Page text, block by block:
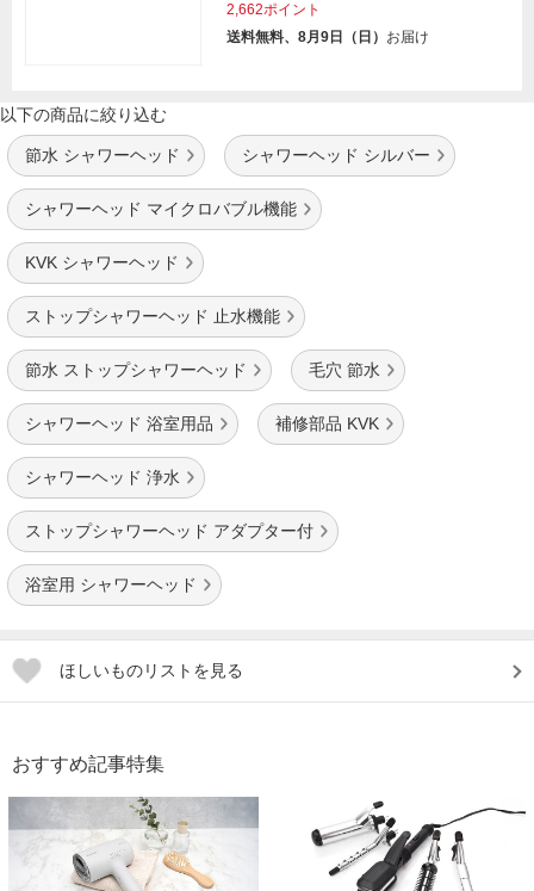
2,662ポイント
送料無料、8月9日（日） お届け
以下の商品に絞り込む
節水 シャワーヘッド シャワーヘッド シルバー
シャワーヘッド マイクロバブル機能
KVK シャワーヘッド
ストップシャワーヘッド 止水機能
節水 ストップシャワーヘッド 毛穴 節水
シャワーヘッド 浴室用品 補修部品 KVK
シャワーヘッド 浄水
ストップシャワーヘッド アダプター付
浴室用 シャワーヘッド
ほしいものリストを見る
おすすめ記事特集